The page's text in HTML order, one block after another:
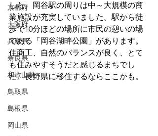
京都府
大阪府
兵庫県
奈良県
和歌山県
鳥取県
島根県
岡山県
した。岡谷駅の周りは中～大規模の商
業施設が充実していました。駅から徒
歩で10分ほどの場所に市民の憩いの場
である「岡谷湖畔公園」があります。
住商工、自然のバランスが良く、とて
も住みやすそうだと感じるまちでし
た。長野県に移住するならここかも。